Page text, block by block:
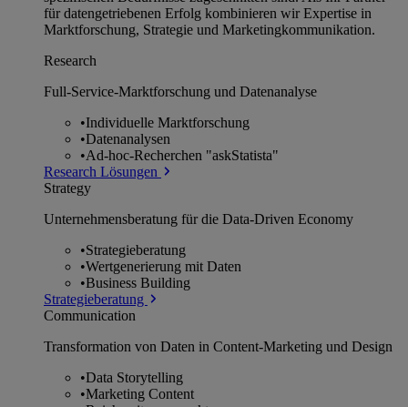
für datengetriebenen Erfolg kombinieren wir Expertise in
Marktforschung, Strategie und Marketingkommunikation.
Research
Full-Service-Marktforschung und Datenanalyse
•Individuelle Marktforschung
•Datenanalysen
•Ad-hoc-Recherchen "askStatista"
Research Lösungen
Strategy
Unternehmens­beratung für die Data-Driven Economy
•Strategieberatung
•Wertgenerierung mit Daten
•Business Building
Strategieberatung
Communication
Transformation von Daten in Content-Marketing und Design
•Data Storytelling
•Marketing Content